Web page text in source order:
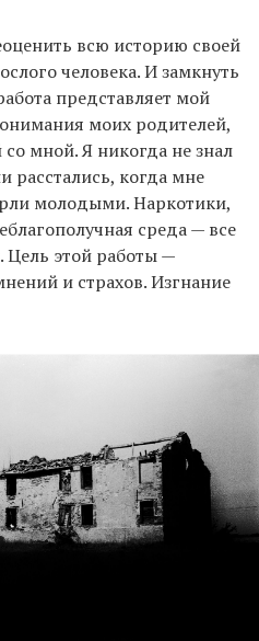
всю историю своей
человека. И замкнуть
представляет мой
моих родителей,
мной. Я никогда не знал
расстались, когда мне
молодыми. Наркотики,
среда — все
этой работы —
и страхов. Изгнание